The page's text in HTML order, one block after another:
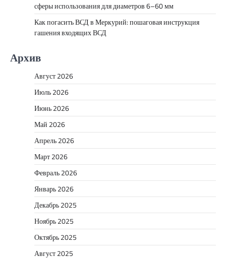
сферы использования для диаметров 6–60 мм
Как погасить ВСД в Меркурий: пошаговая инструкция
гашения входящих ВСД
Архив
Август 2026
Июль 2026
Июнь 2026
Май 2026
Апрель 2026
Март 2026
Февраль 2026
Январь 2026
Декабрь 2025
Ноябрь 2025
Октябрь 2025
Август 2025